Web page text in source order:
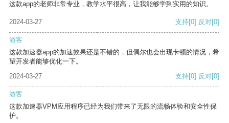
这款app的老师非常专业，教学水平很高，让我能够学到实用的知识。
2024-03-27 支持[0] 反对[0]
游客
这款加速器app的加速效果还是不错的，但偶尔也会出现卡顿的情况，希
望开发者能够优化一下。
2024-03-27
支持[0] 反对[0]
游客
这款加速器VPM应用程序已经为我们带来了无限的流畅体验和安全性保
护。